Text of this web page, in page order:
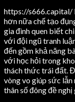
https://s666.capital/
hơn nữa chế tạo
gia đình quen biết
với đội ngũ tranh
đến gồm khả năng
với học hỏi trong
thách thức trái đất.
vòng vo giúp sức lẫn
thân số đông đề